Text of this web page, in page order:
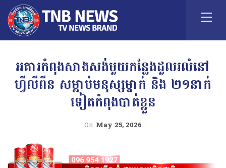
អគារកំពុងសាងសង់មួយកន្លែងដួលរលំនៅ
ហ្វីលីពីន សម្លាប់មនុស្សម្នាក់ និង ២១នាក់
ទៀតកំពុងបាត់ខ្លួន
On May 25, 2026